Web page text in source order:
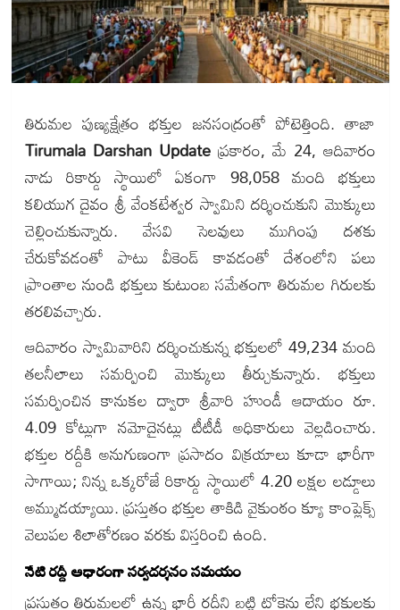
తిరుమల పుణ్యక్షేత్రం భక్తుల జనసంద్రంతో పోటెత్తింది. తాజా
Tirumala Darshan Updateప్రకారం, మే 24, ఆదివారం
నాడు రికార్డు స్థాయిలో ఏకంగా 98,058 మంది భక్తులు
కలియుగ దైవం శ్రీ వేంకటేశ్వర స్వామిని దర్శించుకుని మొక్కులు
చెల్లించుకున్నారు. వేసవి సెలవులు ముగింపు దశకు
చేరుకోవడంతో పాటు వీకెండ్ కావడంతో దేశంలోని పలు
ప్రాంతాల నుండి భక్తులు కుటుంబ సమేతంగా తిరుమల గిరులకు
తరలివచ్చారు.
ఆదివారం స్వామివారిని దర్శించుకున్న భక్తులలో 49,234 మంది
తలనీలాలు సమర్పించి మొక్కులు తీర్చుకున్నారు. భక్తులు
సమర్పించిన కానుకల ద్వారా శ్రీవారి హుండీ ఆదాయం రూ.
4.09 కోట్లుగా నమోదైనట్లు టీటీడీ అధికారులు వెల్లడించారు.
భక్తుల రద్దీకి అనుగుణంగా ప్రసాదం విక్రయాలు కూడా భారీగా
సాగాయి; నిన్న ఒక్కరోజే రికార్డు స్థాయిలో 4.20 లక్షల లడ్డూలు
అమ్ముడయ్యాయి. ప్రస్తుతం భక్తుల తాకిడి వైకుంఠం క్యూ కాంప్లెక్స్
వెలుపల శిలాతోరణం వరకు విస్తరించి ఉంది.
నేటి రద్దీ ఆధారంగా సర్వదర్శనం సమయం
ప్రస్తుతం తిరుమలలో ఉన్న భారీ రద్దీని బట్టి టోకెన్లు లేని భక్తులకు